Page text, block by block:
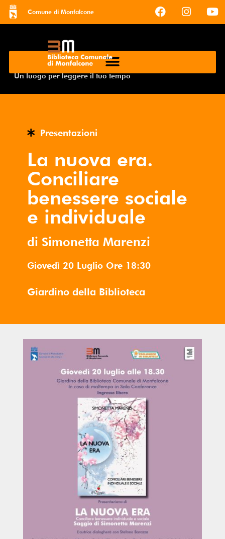
Comune di Monfalcone
Un luogo per leggere il tuo tempo
Presentazioni
La nuova era.
Conciliare
benessere sociale
e individuale
di Simonetta Marenzi
Giovedì 20 Luglio Ore 18:30
Giardino della Biblioteca